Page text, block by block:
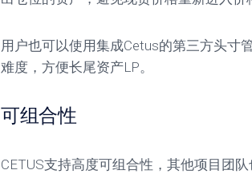
用户也可以使用集成Cetus的第三方头寸
难度，方便长尾资产LP。
可组合性
CETUS支持高度可组合性，其他项目团